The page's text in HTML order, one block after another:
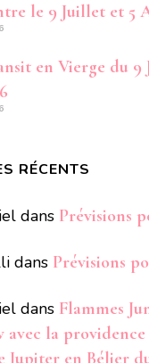
le 9 Juillet et 5
en Vierge du 9
RÉCENTS
dans Prévisions
dans Prévisions
dans Flammes
avec la
Jupiter en Bélier